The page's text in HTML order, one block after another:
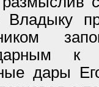
Владыку
дары